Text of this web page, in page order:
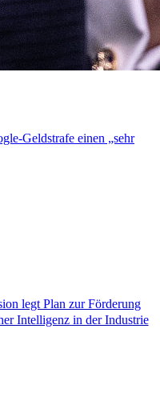
Geldstrafe einen „sehr
legt Plan zur Förderung
Intelligenz in der Industrie